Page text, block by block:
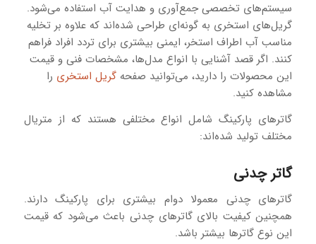
سیستم‌های تخصصی جمع‌آوری و هدایت آب استفاده می‌شود.
گریل‌های استخری به‌ گونه‌ای طراحی شده‌اند که علاوه بر تخلیه
مناسب آب اطراف استخر، ایمنی بیشتری برای تردد افراد فراهم
کنند. اگر قصد آشنایی با انواع مدل‌ها، مشخصات فنی و قیمت
این محصولات را دارید، می‌توانید صفحه گریل استخری را
مشاهده کنید.
گاترهای پارکینگ شامل انواع مختلفی هستند که از متریال
مختلف تولید شده‌اند:
گاتر چدنی
گاترهای چدنی معمولا دوام بیشتری برای پارکینگ دارند.
همچنین کیفیت بالای گاترهای چدنی باعث می‌شود که قیمت
این نوع گاترها بیشتر باشد.